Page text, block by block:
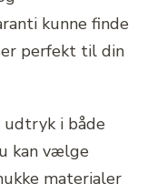
kunne finde
perfekt til din
i både
kan vælge
materialer